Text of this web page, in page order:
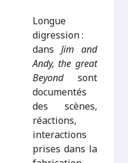
Longue
digression :
dans Jim and
Andy, the great
Beyondsont
documentés
des scènes,
réactions,
interactions
prises dans la